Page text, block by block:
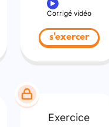
Corrigé vidéo
s'exercer
Exercice